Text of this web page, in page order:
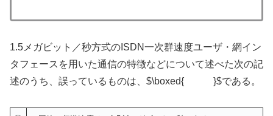
1.5メガビット／秒方式のISDN一次群速度ユーザ・網イン
タフェースを用いた通信の特徴などについて述べた次の記
述のうち、誤っているものは、$\boxed{ }$である。